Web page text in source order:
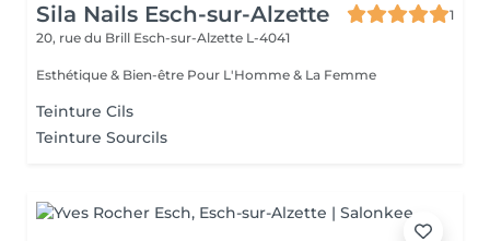
Sila Nails Esch-sur-Alzette
1
20, rue du Brill Esch-sur-Alzette L-4041
Esthétique & Bien-être Pour L'Homme & La Femme
Teinture Cils
Teinture Sourcils